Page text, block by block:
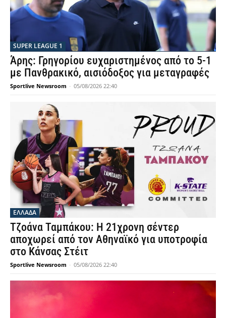
SUPER LEAGUE 1
Άρης: Γρηγορίου ευχαριστημένος από το 5-1
με Πανθρακικό, αισιόδοξος για μεταγραφές
Sportlive Newsroom - 05/08/2026 22:40
ΕΛΛΑΔΑ
Τζοάνα Ταμπάκου: Η 21χρονη σέντερ
αποχωρεί από τον Αθηναϊκό για υποτροφία
στο Κάνσας Στέιτ
Sportlive Newsroom - 05/08/2026 22:40